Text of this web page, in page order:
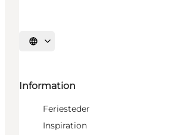
Vælg sprog
Information
Feriesteder
Inspiration